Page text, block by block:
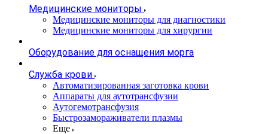
Медицинские мониторы
Медицинские мониторы для диагностики
Медицинские мониторы для хирургии
Оборудование для оснащения морга
Служба крови
Автоматизированная заготовка крови
Аппараты для аутотрансфузии
Аутогемотрансфузия
Быстрозамораживатели плазмы
Еще